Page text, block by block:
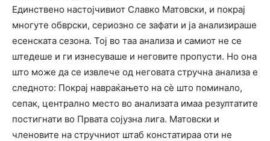
Единствено настојчивиот Славко Матовски, и покрај
многуте обврски, сериозно се зафати и ја анализираше
есенската сезона. Тој во таа анализа и самиот не се
штедеше и ги изнесуваше и неговите пропусти. Но она
што може да се извлече од неговата стручна анализа е
следното: Покрај навраќањето на сѐ што поминало,
сепак, централно место во анализата имаа резултатите
постигнати во Првата сојузна лига. Матовски и
членовите на стручниот штаб констатираа оти не